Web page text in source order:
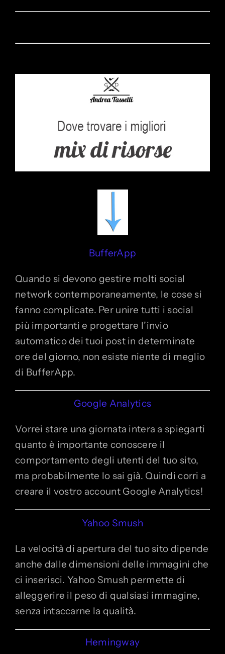
BufferApp
Quando si devono gestire molti social
network contemporaneamente, le cose si
fanno complicate. Per unire tutti i social
più importanti e progettare l’invio
automatico dei tuoi post in determinate
ore del giorno, non esiste niente di meglio
di BufferApp.
Google Analytics
Vorrei stare una giornata intera a spiegarti
quanto è importante conoscere il
comportamento degli utenti del tuo sito,
ma probabilmente lo sai già. Quindi corri a
creare il vostro account Google Analytics!
Yahoo Smush
La velocità di apertura del tuo sito dipende
anche dalle dimensioni delle immagini che
ci inserisci. Yahoo Smush permette di
alleggerire il peso di qualsiasi immagine,
senza intaccarne la qualità.
Hemingway